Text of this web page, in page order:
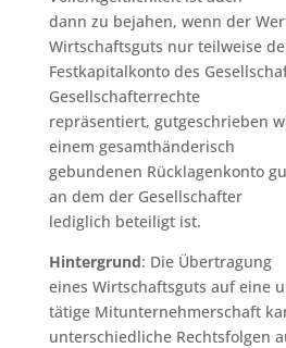
dann zu bejahen, wenn der
Wirtschaftsguts nur teilweise
Festkapitalkonto des
Gesellschafterrechte
repräsentiert, gutgeschrieben
einem gesamthänderisch
gebundenen Rücklagenkonto
an dem der Gesellschafter
lediglich beteiligt ist.
Hintergrund: Die Übertragung
eines Wirtschaftsguts auf eine
tätige Mitunternehmerschaft
unterschiedliche Rechtsfolgen